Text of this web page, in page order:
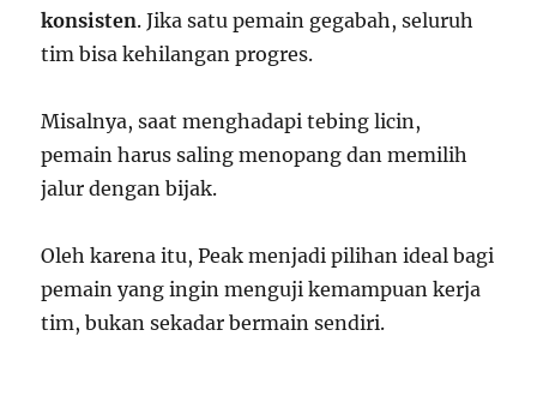
konsisten. Jika satu pemain gegabah, seluruh
tim bisa kehilangan progres.
Misalnya, saat menghadapi tebing licin,
pemain harus saling menopang dan memilih
jalur dengan bijak.
Oleh karena itu, Peak menjadi pilihan ideal bagi
pemain yang ingin menguji kemampuan kerja
tim, bukan sekadar bermain sendiri.